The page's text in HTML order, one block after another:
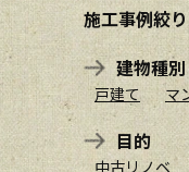
施工事例絞
建物種別
戸建て マ
目的
中古リノベ